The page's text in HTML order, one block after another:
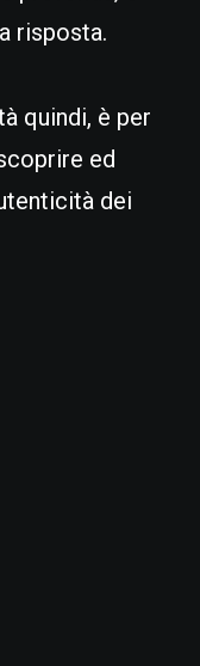
risposta.
quindi, è per
ed
dei